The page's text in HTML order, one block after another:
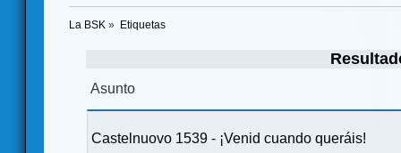
La BSK » Etiquetas
Asunto
Castelnuovo 1539 - ¡Venid cuando queráis!